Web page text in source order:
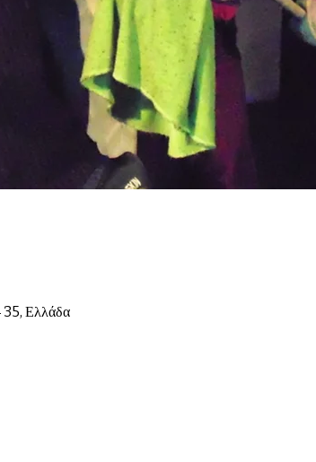
Ελλάδα